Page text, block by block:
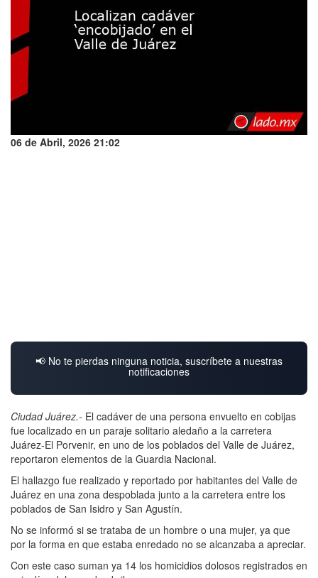
06 de Abril, 2026 21:02
📢 No te pierdas ninguna noticia, suscríbete a nuestras
notificaciones
Ciudad Juárez.- El cadáver de una persona envuelto en cobijas
fue localizado en un paraje solitario aledaño a la carretera
Juárez-El Porvenir, en uno de los poblados del Valle de Juárez,
reportaron elementos de la Guardia Nacional.
El hallazgo fue realizado y reportado por habitantes del Valle de
Juárez en una zona despoblada junto a la carretera entre los
poblados de San Isidro y San Agustín.
No se informó si se trataba de un hombre o una mujer, ya que
por la forma en que estaba enredado no se alcanzaba a apreciar.
Con este caso suman ya 14 los homicidios dolosos registrados en